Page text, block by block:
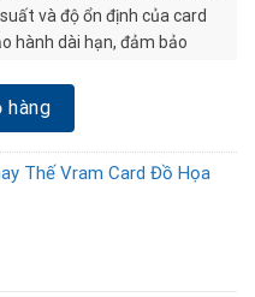
và độ ổn định của card
hành dài hạn, đảm bảo
hàng
Thế Vram Card Đồ Họa